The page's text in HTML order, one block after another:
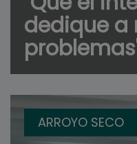
dedique a
ARROYO SECO